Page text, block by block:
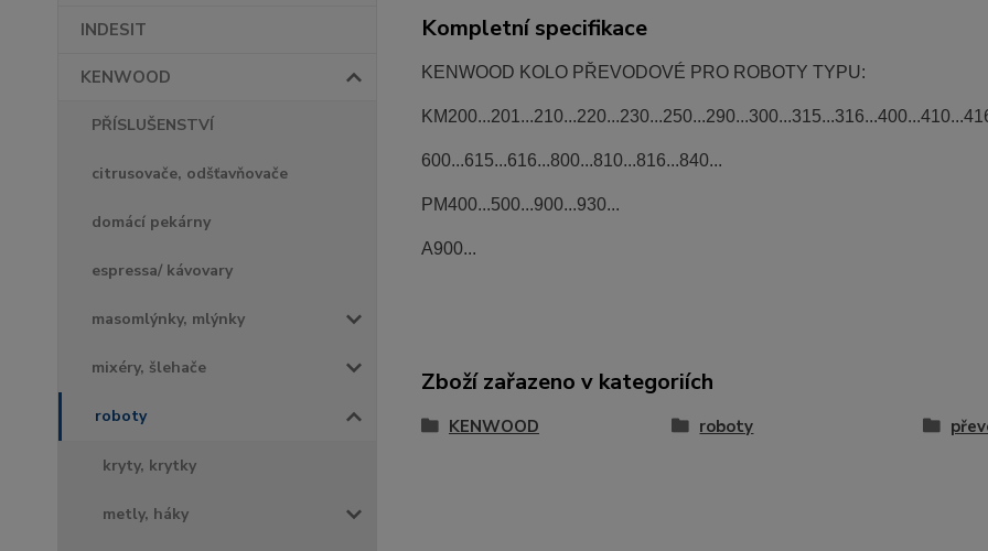
INDESIT
KENWOOD
PŘÍSLUŠENSTVÍ
citrusovače, odšťavňovače
domácí pekárny
espressa/ kávovary
masomlýnky, mlýnky
mixéry, šlehače
roboty
kryty, krytky
metly, háky
Kompletní specifikace
KENWOOD KOLO PŘEVODOVÉ PRO ROBOTY TYPU:
600...615...616...800...810...816...840...
PM400...500...900...930...
A900...
Zboží zařazeno v kategoriích
KENWOOD roboty